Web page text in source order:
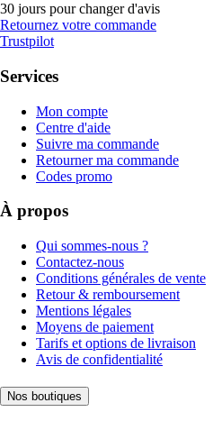
30 jours pour changer d'avis
Retournez votre commande
Trustpilot
Services
Mon compte
Centre d'aide
Suivre ma commande
Retourner ma commande
Codes promo
À propos
Qui sommes-nous ?
Contactez-nous
Conditions générales de vente
Retour & remboursement
Mentions légales
Moyens de paiement
Tarifs et options de livraison
Avis de confidentialité
Nos boutiques